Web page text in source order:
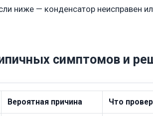
ниже — конденсатор неисправен
симптомов и
Вероятная причина Что